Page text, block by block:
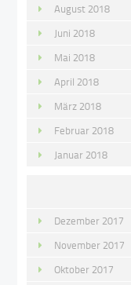
August 2018
Juni 2018
Mai 2018
April 2018
März 2018
Februar 2018
Januar 2018
Dezember 2017
November 2017
Oktober 2017